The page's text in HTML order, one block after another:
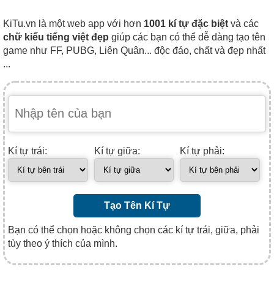
KiTu.vn là một web app với hơn 1001 kí tự đặc biệt và các
chữ kiểu tiếng việt đẹp giúp các bạn có thể dễ dàng tạo tên
game như FF, PUBG, Liên Quân... độc đáo, chất và đẹp nhất
...
Kí tự trái: Kí tự giữa: Kí tự phải:
Tạo Tên Kí Tự
Bạn có thể chọn hoặc không chọn các kí tự trái, giữa, phải
tùy theo ý thích của mình.